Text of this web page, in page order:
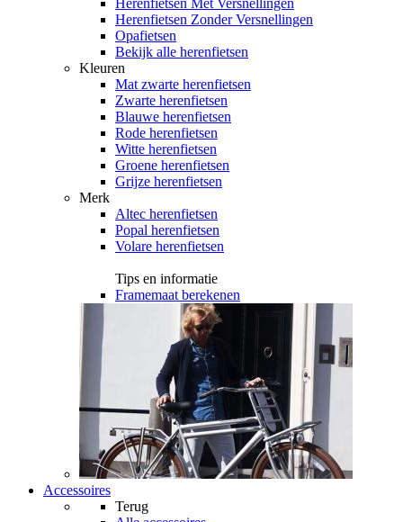
Herenfietsen Met Versnellingen
Herenfietsen Zonder Versnellingen
Opafietsen
Bekijk alle herenfietsen
Kleuren
Mat zwarte herenfietsen
Zwarte herenfietsen
Blauwe herenfietsen
Rode herenfietsen
Witte herenfietsen
Groene herenfietsen
Grijze herenfietsen
Merk
Altec herenfietsen
Popal herenfietsen
Volare herenfietsen
Tips en informatie
Framemaat berekenen
Accessoires
Terug